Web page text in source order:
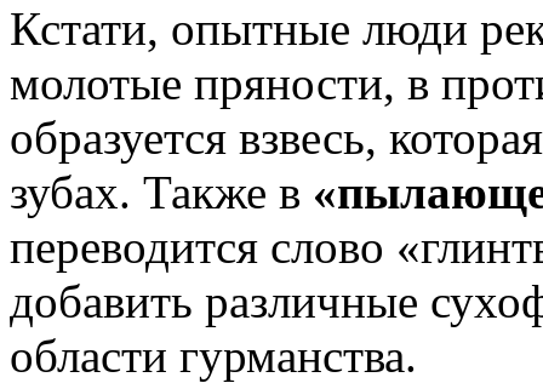
Кстати, опытные люди
молотые пряности, в
образуется взвесь,
зубах. Также в
переводится слово
добавить различные
области гурманства.